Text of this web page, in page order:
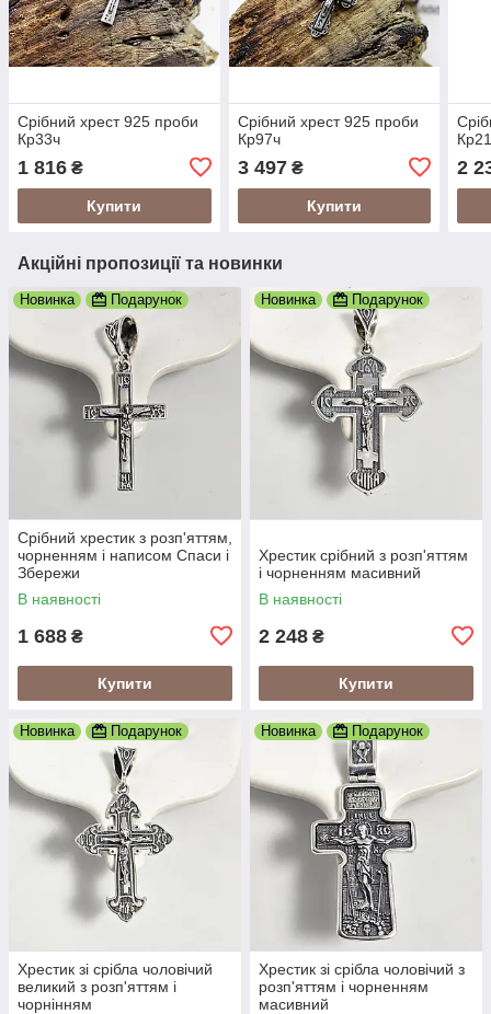
Срібний хрест 925 проби
Кр33ч
1 816 ₴
Купити
Срібний хрест 925 проби
Кр97ч
3 497₴
Купити
2
Акційні пропозиції та новинки
Новинка Подарунок
Срібний хрестик з розп'яттям,
чорненням і написом Спаси і
Збережи
В наявності
1 688 ₴
Купити
Новинка Подарунок
Хрестик срібний з розп'яттям
і чорненням масивний
В наявності
2 248 ₴
Купити
Новинка Подарунок
Хрестик зі срібла чоловічий
великий з розп'яттям і
чорнінням
Новинка Подарунок
Хрестик зі срібла чоловічий з
розп'яттям і чорненням
масивний